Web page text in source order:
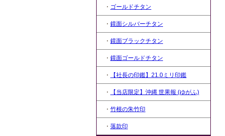
・ ゴールドチタン
・ 鏡面シルバーチタン
・ 鏡面ブラックチタン
・ 鏡面ゴールドチタン
・ 【社長の印鑑】21.0ミリ印鑑
・ 【当店限定】沖縄 世果報 (ゆがふ)
・ 竹根の朱竹印
・ 落款印